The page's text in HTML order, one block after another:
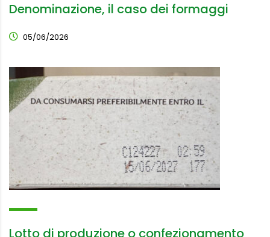
Denominazione, il caso dei formaggi
05/06/2026
Lotto di produzione o confezionamento